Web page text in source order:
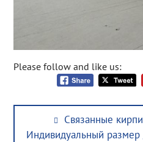
Please follow and like us:
Post
navigationPrevious
post:
Связанные
Индивидуальный